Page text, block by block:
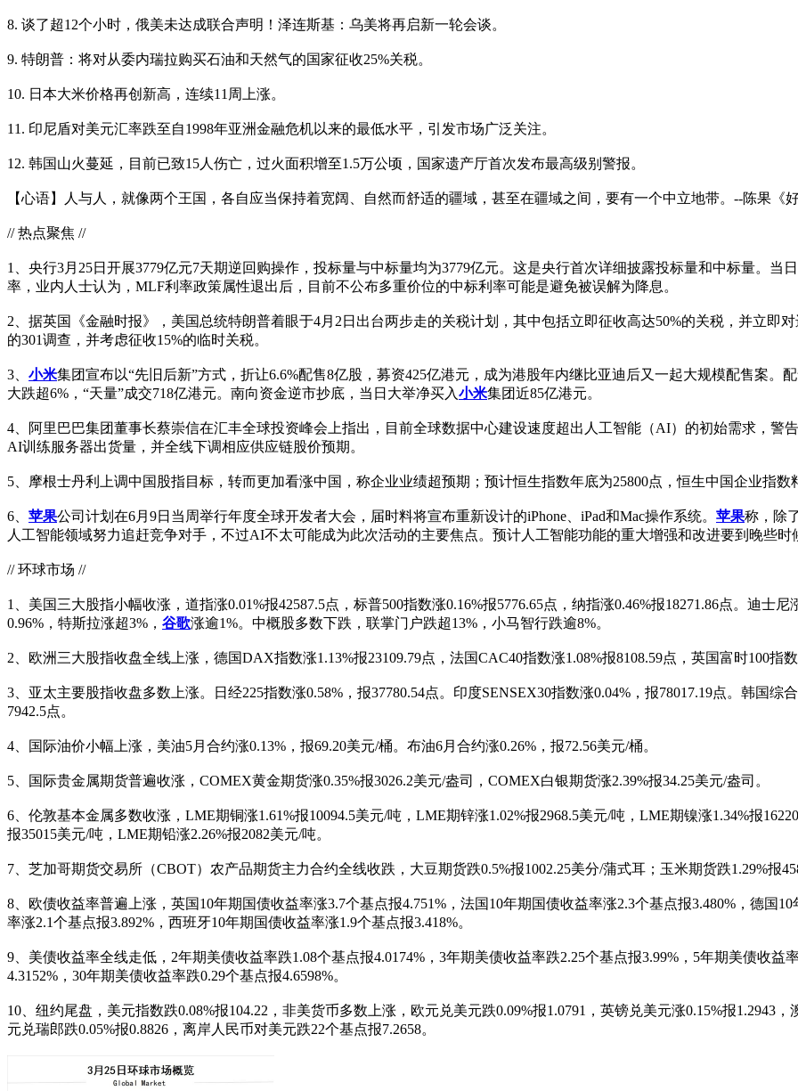
8. 谈了超12个小时，俄美未达成联合声明！泽连斯基：乌美将再启新一轮会谈。
9. 特朗普：将对从委内瑞拉购买石油和天然气的国家征收25%关税。
10. 日本大米价格再创新高，连续11周上涨。
11. 印尼盾对美元汇率跌至自1998年亚洲金融危机以来的最低水平，引发市场广泛关注。
12. 韩国山火蔓延，目前已致15人伤亡，过火面积增至1.5万公顷，国家遗产厅首次发布最高级别警报。
【心语】人与人，就像两个王国，各自应当保持着宽阔、自然而舒适的疆域，甚至在疆域之间，要有一个中立地带。--陈果《好
// 热点聚焦 //
1、央行3月25日开展3779亿元7天期逆回购操作，投标量与中标量均为3779亿元。这是央行首次详细披露投标量和中标量。当
率，业内人士认为，MLF利率政策属性退出后，目前不公布多重价位的中标利率可能是避免被误解为降息。
2、据英国《金融时报》，美国总统特朗普着眼于4月2日出台两步走的关税计划，其中包括立即征收高达50%的关税，并立即
的301调查，并考虑征收15%的临时关税。
3、 小米集团宣布以“先旧后新”方式，折让6.6%配售8亿股，募资425亿港元，成为港股年内继比亚迪后又一起大规模配售案。
大跌超6%，“天量”成交718亿港元。南向资金逆市抄底，当日大举净买入小米集团近85亿港元。
4、阿里巴巴集团董事长蔡崇信在汇丰全球投资峰会上指出，目前全球数据中心建设速度超出人工智能（AI）的初始需求，警
AI训练服务器出货量，并全线下调相应供应链股价预期。
5、摩根士丹利上调中国股指目标，转而更加看涨中国，称企业业绩超预期；预计恒生指数年底为25800点，恒生中国企业指数
6、 苹果公司计划在6月9日当周举行年度全球开发者大会，届时料将宣布重新设计的iPhone、iPad和Mac操作系统。 苹果称，除
人工智能领域努力追赶竞争对手，不过AI不太可能成为此次活动的主要焦点。预计人工智能功能的重大增强和改进要到晚些时
// 环球市场 //
1、美国三大股指小幅收涨，道指涨0.01%报42587.5点，标普500指数涨0.16%报5776.65点，纳指涨0.46%报18271.86点。迪士尼
0.96%，特斯拉涨超3%， 谷歌涨逾1%。中概股多数下跌，联掌门户跌超13%，小马智行跌逾8%。
2、欧洲三大股指收盘全线上涨，德国DAX指数涨1.13%报23109.79点，法国CAC40指数涨1.08%报8108.59点，英国富时100指数
3、亚太主要股指收盘多数上涨。日经225指数涨0.58%，报37780.54点。印度SENSEX30指数涨0.04%，报78017.19点。韩国综
7942.5点。
4、国际油价小幅上涨，美油5月合约涨0.13%，报69.20美元/桶。布油6月合约涨0.26%，报72.56美元/桶。
5、国际贵金属期货普遍收涨，COMEX黄金期货涨0.35%报3026.2美元/盎司，COMEX白银期货涨2.39%报34.25美元/盎司。
6、伦敦基本金属多数收涨，LME期铜涨1.61%报10094.5美元/吨，LME期锌涨1.02%报2968.5美元/吨，LME期镍涨1.34%报
报35015美元/吨，LME期铅涨2.26%报2082美元/吨。
7、芝加哥期货交易所（CBOT）农产品期货主力合约全线收跌，大豆期货跌0.5%报1002.25美分/蒲式耳；玉米期货跌1.29%报
8、欧债收益率普遍上涨，英国10年期国债收益率涨3.7个基点报4.751%，法国10年期国债收益率涨2.3个基点报3.480%，德国
率涨2.1个基点报3.892%，西班牙10年期国债收益率涨1.9个基点报3.418%。
9、美债收益率全线走低，2年期美债收益率跌1.08个基点报4.0174%，3年期美债收益率跌2.25个基点报3.99%，5年期美债收益
4.3152%，30年期美债收益率跌0.29个基点报4.6598%。
10、纽约尾盘，美元指数跌0.08%报104.22，非美货币多数上涨，欧元兑美元跌0.09%报1.0791，英镑兑美元涨0.15%报1.2943
元兑瑞郎跌0.05%报0.8826，离岸人民币对美元跌22个基点报7.2658。